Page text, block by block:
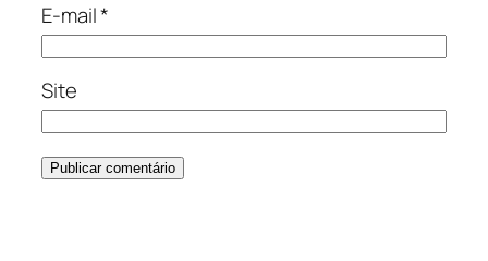
E-mail*
Site